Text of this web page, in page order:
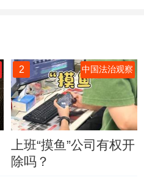
2 中国法治观察
上班“摸鱼”公司有权开
除吗？